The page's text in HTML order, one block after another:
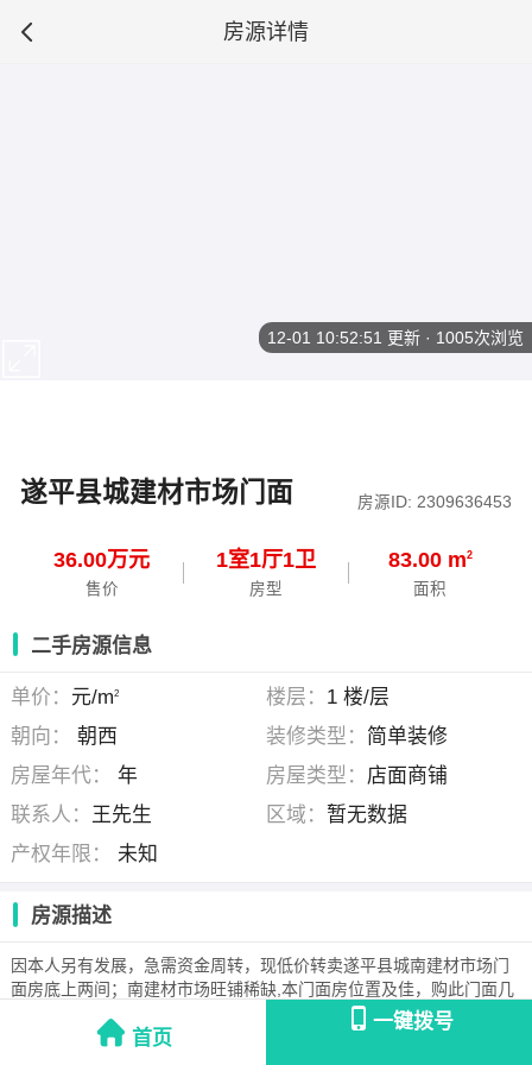
房源详情
遂平县城建材市场门面 房源ID: 2309636453
36.00万元
售价
1室1厅1卫
房型
83.00 m2
面积
首页
一键拨号
12-01 10:52:51 更新 · 1005次浏览
二手房源信息
单价： 元/m2 楼层： 1 楼/层
朝向：
朝西 装修类型： 简单装修
房屋年代：
年 房屋类型： 店面商铺
联系人： 王先生 区域： 暂无数据
产权年限：
未知
房源描述
因本人另有发展，急需资金周转，现低价转卖遂平县城南建材市场门
面房底上两间；南建材市场旺铺稀缺,本门面房位置及佳，购此门面几